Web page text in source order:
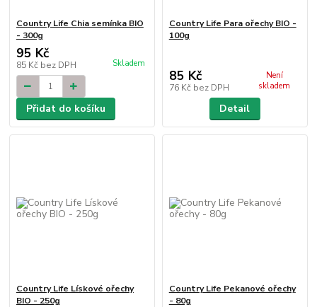
Country Life Chia semínka BIO
- 300g
95 Kč
85 Kč bez DPH Skladem
Přidat do košíku
Country Life Para ořechy BIO -
100g
85 Kč
76 Kč bez DPH
Není
skladem
Detail
Country Life Lískové ořechy
BIO - 250g
Country Life Pekanové ořechy
- 80g